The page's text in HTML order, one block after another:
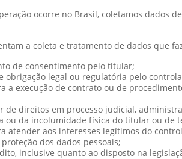
ocorre no Brasil, coletamos
a coleta e tratamento de dados que
de consentimento pelo titular;
obrigação legal ou regulatória pelo
a execução de contrato ou de
de direitos em processo judicial,
ou da incolumidade física do titular ou de
atender aos interesses legítimos do
dos dados pessoais;
inclusive quanto ao disposto na